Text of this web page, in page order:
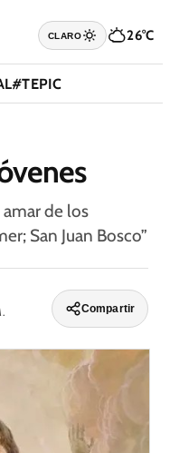
CLARO 26°C
#TEPIC
amar de los
San Juan Bosco”
Compartir